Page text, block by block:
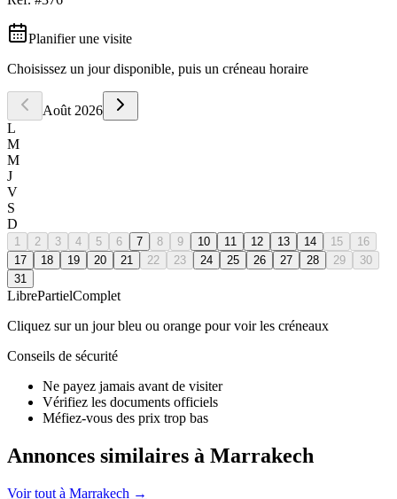
Planifier une visite
Choisissez un jour disponible, puis un créneau horaire
Août 2026
L
M
M
J
V
S
D
1 2 3 4 5 6 7 8 9 10 11 12 13 14 15
16
17
18 19 20 21 22 23 24 25 26 27 28 29
30
31
LibrePartielComplet
Cliquez sur un jour bleu ou orange pour voir les créneaux
Conseils de sécurité
Ne payez jamais avant de visiter
Vérifiez les documents officiels
Méfiez-vous des prix trop bas
Annonces similaires à Marrakech
Voir tout à Marrakech →